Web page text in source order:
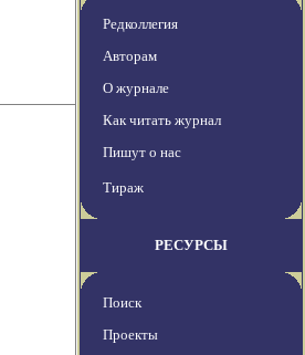
Редколлегия
Авторам
О журнале
Как читать журнал
Пишут о нас
Тираж
РЕСУРСЫ
Поиск
Проекты